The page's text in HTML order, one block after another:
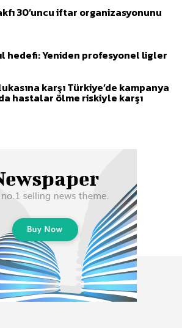
30’uncu iftar organizasyonunu
hedefi: Yeniden profesyonel ligler
karşı Türkiye’de kampanya
hastalar ölme riskiyle karşı